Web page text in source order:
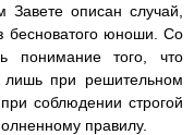
описан случай,
бесноватого юноши. Со
понимание того, что
при решительном
соблюдении строгой
правилу.